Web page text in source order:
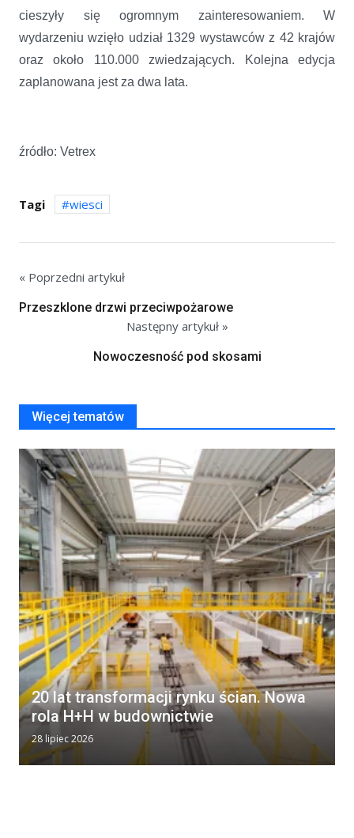
cieszyły się ogromnym zainteresowaniem. W
wydarzeniu wzięło udział 1329 wystawców z 42 krajów
oraz około 110.000 zwiedzających. Kolejna edycja
zaplanowana jest za dwa lata.
źródło: Vetrex
Tagi wiesci
« Poprzedni artykuł
Przeszklone drzwi przeciwpożarowe
Następny artykuł »
Nowoczesność pod skosami
Więcej tematów
20 lat transformacji rynku ścian. Nowa
rola H+H w budownictwie
28 lipiec 2026